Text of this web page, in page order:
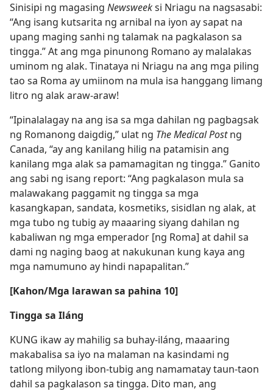
Sinisipi ng magasing Newsweeksi Nriagu na nagsasabi:
“Ang isang kutsarita ng arnibal na iyon ay sapat na
upang maging sanhi ng talamak na pagkalason sa
tingga.” At ang mga pinunong Romano ay malalakas
uminom ng alak. Tinataya ni Nriagu na ang mga piling
tao sa Roma ay umiinom na mula isa hanggang limang
litro ng alak araw-araw!
“Ipinalalagay na ang isa sa mga dahilan ng pagbagsak
ng Romanong daigdig,” ulat ng The Medical Postng
Canada, “ay ang kanilang hilig na patamisin ang
kanilang mga alak sa pamamagitan ng tingga.” Ganito
ang sabi ng isang report: “Ang pagkalason mula sa
malawakang paggamit ng tingga sa mga
kasangkapan, sandata, kosmetiks, sisidlan ng alak, at
mga tubo ng tubig ay maaaring siyang dahilan ng
kabaliwan ng mga emperador [ng Roma] at dahil sa
dami ng naging baog at nakukunan kung kaya ang
mga namumuno ay hindi napapalitan.”
[Kahon/Mga larawan sa pahina 10]
Tingga sa Iláng
KUNG ikaw ay mahilig sa buhay-iláng, maaaring
makabalisa sa iyo na malaman na kasindami ng
tatlong milyong ibon-tubig ang namamatay taun-taon
dahil sa pagkalason sa tingga. Dito man, ang